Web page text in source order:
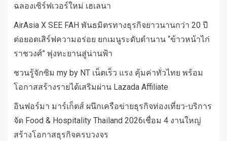
ฉลองเซิร์ฟเวอร์ใหม่ เฮเลนา
AirAsia X SEE FAH พันธมิตรทางธุรกิจยาวนานกว่า 20 ปี
ต่อยอดเสิร์ฟความอร่อย ยกเมนูระดับตำนาน “ข้าวหน้าไก่
ราชวงศ์” พุ่งทะยานสู่น่านฟ้า
ชวนรู้จักซิม my by NT เน็ตเร็ว แรง คุ้มค่าทั่วไทย พร้อม
โอกาสสร้างรายได้เสริมผ่าน Lazada Affiliate
อินฟอร์มา มาร์เก็ตส์ ผนึกเครือข่ายธุรกิจท่องเที่ยว-บริการ
จัด Food & Hospitality Thailand 2026เชื่อม 4 งานใหญ่
สร้างโอกาสธุรกิจครบวงจร